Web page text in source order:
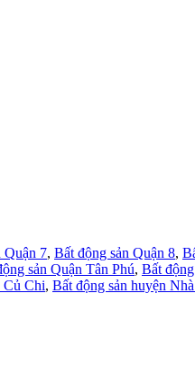
Quận 7, Bất động sản Quận 8,
sản Quận Tân Phú, Bất
Củ Chi, Bất động sản huyện